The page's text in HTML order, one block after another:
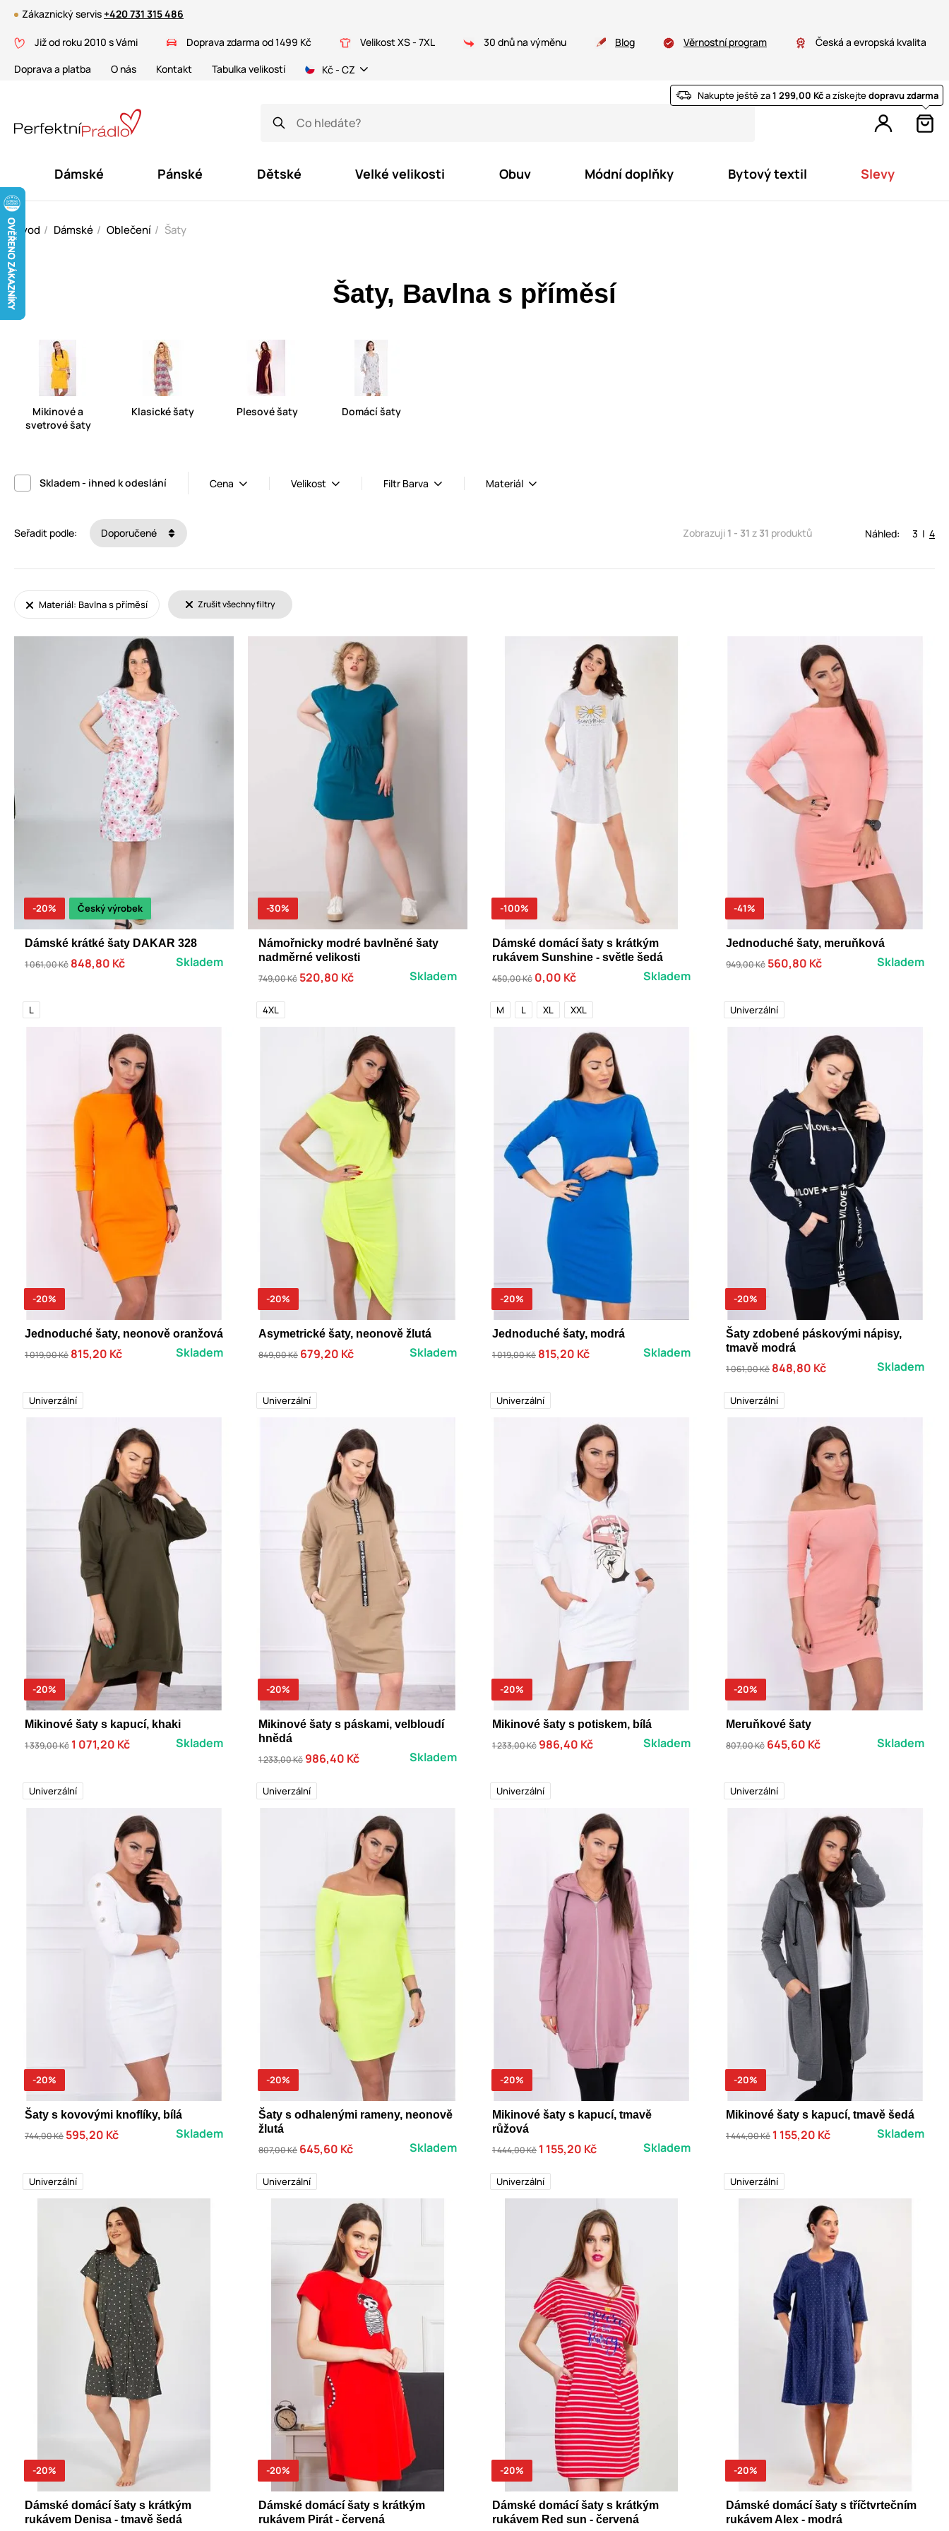
Zákaznický servis+420 731 315 486
Již od roku 2010 s Vámi Doprava zdarma od 1499 Kč Velikost XS - 7XL 30 dnů na výměnu Blog Věrnostní program
Česká a evropská kvalita
Doprava a platba
O nás Kontakt Tabulka velikostí Kč - CZ
Nakupte ještě za1 299,00 Kča získejtedopravu zdarma
Dámské Pánské Dětské Velké velikosti Obuv Módní doplňky Bytový textil Slevy
Úvod Dámské Oblečení Šaty
Šaty, Bavlna s příměsí
Mikinové a
svetrové šaty
Klasické šaty Plesové šaty Domácí šaty
Skladem - ihned k odeslání Cena Velikost Filtr Barva Materiál
Seřadit podle: Doporučené Zobrazuji 1 - 31 z 31 produktů Náhled: 3 | 4
Zrušit všechny filtry
Materiál: Bavlna s příměsí
-20% Český výrobek
Dámské krátké šaty DAKAR 328
1 061,00 Kč 848,80 Kč Skladem
L
-30%
Námořnicky modré bavlněné šaty
nadměrné velikosti
749,00 Kč 520,80 Kč Skladem
4XL
-100%
Dámské domácí šaty s krátkým
rukávem Sunshine - světle šedá
450,00 Kč 0,00 Kč Skladem
M L XL XXL
-41%
Jednoduché šaty, meruňková
949,00 Kč 560,80 Kč Skladem
Univerzální
-20%
Jednoduché šaty, neonově oranžová
1 019,00 Kč 815,20 Kč Skladem
Univerzální
-20%
Asymetrické šaty, neonově žlutá
849,00 Kč 679,20 Kč Skladem
Univerzální
-20%
Jednoduché šaty, modrá
1 019,00 Kč 815,20 Kč Skladem
Univerzální
-20%
Šaty zdobené páskovými nápisy,
tmavě modrá
1 061,00 Kč 848,80 Kč Skladem
Univerzální
-20%
Mikinové šaty s kapucí, khaki
1 339,00 Kč 1 071,20 Kč Skladem
Univerzální
-20%
Mikinové šaty s páskami, velbloudí
hnědá
1 233,00 Kč 986,40 Kč Skladem
Univerzální
-20%
Mikinové šaty s potiskem, bílá
1 233,00 Kč 986,40 Kč Skladem
Univerzální
-20%
Meruňkové šaty
807,00 Kč 645,60 Kč Skladem
Univerzální
-20%
Šaty s kovovými knoflíky, bílá
744,00 Kč 595,20 Kč Skladem
Univerzální
-20%
Šaty s odhalenými rameny, neonově
žlutá
807,00 Kč 645,60 Kč Skladem
Univerzální
-20%
Mikinové šaty s kapucí, tmavě
růžová
1 444,00 Kč 1 155,20 Kč Skladem
Univerzální
-20%
Mikinové šaty s kapucí, tmavě šedá
1 444,00 Kč 1 155,20 Kč Skladem
Univerzální
-20%
Dámské domácí šaty s krátkým
rukávem Denisa - tmavě šedá
-20%
Dámské domácí šaty s krátkým
rukávem Pirát - červená
-20%
Dámské domácí šaty s krátkým
rukávem Red sun - červená
-20%
Dámské domácí šaty s tříčtvrtečním
rukávem Alex - modrá